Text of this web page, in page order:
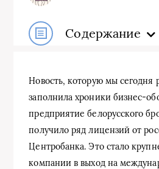
Содержание
Новость, которую мы сегодня
заполнила хроники бизнес-
предприятие белорусского
получило ряд лицензий от
Центробанка. Это стало
компании в выход на